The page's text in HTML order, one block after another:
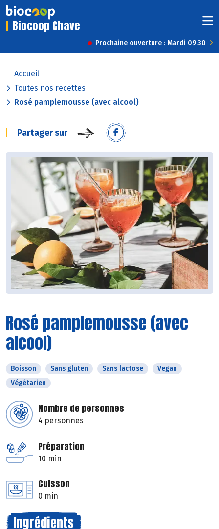
Biocoop Chave
Prochaine ouverture : Mardi 09:30
Accueil
Toutes nos recettes
Rosé pamplemousse (avec alcool)
Partager sur
Rosé pamplemousse (avec
alcool)
Boisson Sans gluten Sans lactose
Vegan
Végétarien
Nombre de personnes
4 personnes
Préparation
10 min
Cuisson
0 min
Ingrédients